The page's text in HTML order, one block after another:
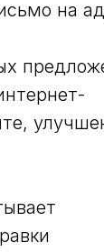
на